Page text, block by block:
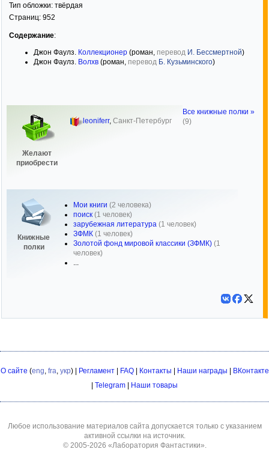
Тип обложки: твёрдая
Страниц: 952
Содержание:
Джон Фаулз. Коллекционер (роман, перевод И. Бессмертной)
Джон Фаулз. Волхв (роман, перевод Б. Кузьминского)
Желают
приобрести
leoniferr, Санкт-Петербург
Книжные
полки
Мои книги (2 человека)
поиск (1 человек)
зарубежная литература (1 человек)
ЗФМК (1 человек)
Золотой фонд мировой классики (ЗФМК) (1
человек)
...
Все книжные полки »
(9)
О сайте (eng, fra, укр) | Регламент| FAQ| Контакты Наши награды
ВКонтакте
Telegram Наши товары
Любое использование материалов сайта допускается только с указанием
активной ссылки на источник.
© 2005-2026 «Лаборатория Фантастики».